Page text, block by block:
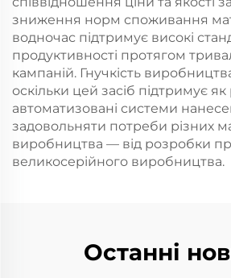
зниження норм споживання
водночас підтримує високі
продуктивності протягом
кампаній. Гнучкість
оскільки цей засіб підтримує як
автоматизовані системи
задовольняти потреби різних
виробництва — від розробки
великосерійного виробництва.
Останні